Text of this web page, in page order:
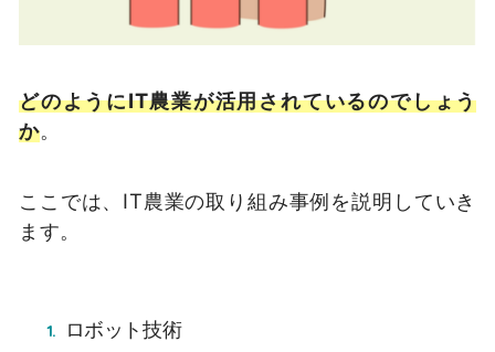
どのようにIT農業が活用されているのでしょう
か。
ここでは、IT農業の取り組み事例を説明していき
ます。
ロボット技術